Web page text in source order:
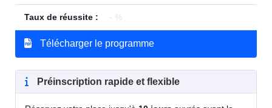
Taux de réussite : - %
Télécharger le programme
Préinscription rapide et flexible